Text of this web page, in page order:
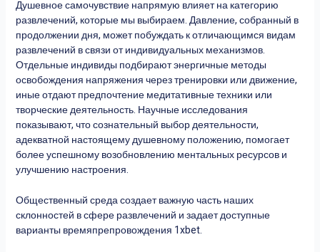
Душевное самочувствие напрямую влияет на категорию
развлечений, которые мы выбираем. Давление, собранный в
продолжении дня, может побуждать к отличающимся видам
развлечений в связи от индивидуальных механизмов.
Отдельные индивиды подбирают энергичные методы
освобождения напряжения через тренировки или движение,
иные отдают предпочтение медитативные техники или
творческие деятельность. Научные исследования
показывают, что сознательный выбор деятельности,
адекватной настоящему душевному положению, помогает
более успешному возобновлению ментальных ресурсов и
улучшению настроения.
Общественный среда создает важную часть наших
склонностей в сфере развлечений и задает доступные
варианты времяпрепровождения 1xbet.